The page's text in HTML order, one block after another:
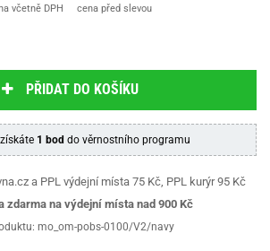
včetně DPH cena před slevou
PŘIDAT DO KOŠÍKU
1 bod do věrnostního programu
a PPL výdejní místa 75 Kč, PPL kurýr 95 Kč
zdarma na výdejní místa nad 900 Kč
mo_om-pobs-0100/V2/navy